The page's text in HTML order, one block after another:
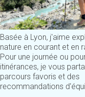
Basée à Lyon, j'aime
nature en courant et en
Pour une journée ou
itinérances, je vous
parcours favoris et des
recommandations